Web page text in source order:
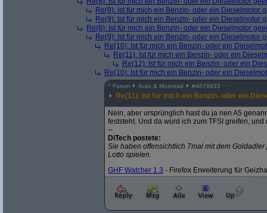
Re(9): Ist für mich ein Benzin- oder ein Dieselmotor
Re(9): Ist für mich ein Benzin- oder ein Dieselmotor
Re(8): Ist für mich ein Benzin- oder ein Dieselmotor
Re(9): Ist für mich ein Benzin- oder ein Dieselmotor
Re(10): Ist für mich ein Benzin- oder ein
Re(11): Ist für mich ein Benzin- oder ein
Re(12): Ist für mich ein Benzin- oder ein
Re(10): Ist für mich ein Benzin- oder ein
^ Forum Auto & Motorrad #4676633
Re(11): Ist für mich ein Benzin- oder ein
Nein, aber ursprünglich hast du ja nen A5
feststeht. Und da würd ich zum TFSI greifen,
--
DiTech postete:
Sie haben offensichtlich 7mal mit dem
Lotto spielen.
GHF Watcher 1.3 - Firefox Erweiterung für